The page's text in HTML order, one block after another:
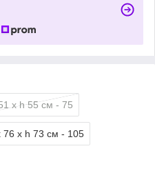
x h 55 cм - 75
76 x h 73 cм - 105